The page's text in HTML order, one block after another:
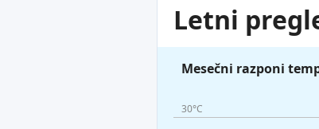
Letni
Mesečni razponi
30°C